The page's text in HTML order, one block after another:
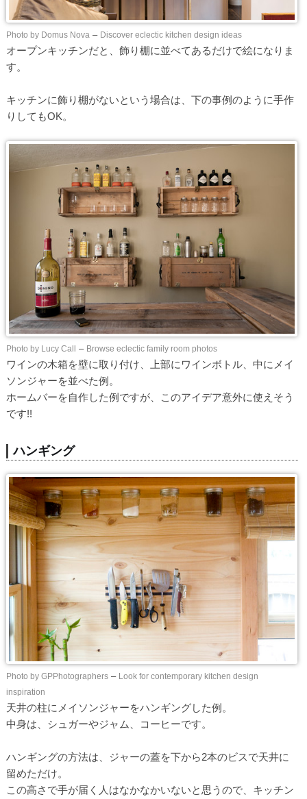
Photo by Domus Nova– Discover eclectic kitchen design ideas
オープンキッチンだと、飾り棚に並べてあるだけで絵になりま
す。
キッチンに飾り棚がないという場合は、下の事例のように手作
りしてもOK。
Photo by Lucy Call – Browse eclectic family room photos
ワインの木箱を壁に取り付け、上部にワインボトル、中にメイ
ソンジャーを並べた例。
ホームバーを自作した例ですが、このアイデア意外に使えそう
です!!
ハンギング
Photo by GPPhotographers– Look for contemporary kitchen design
inspiration
天井の柱にメイソンジャーをハンギングした例。
中身は、シュガーやジャム、コーヒーです。
ハンギングの方法は、ジャーの蓋を下から2本のビスで天井に
留めただけ。
この高さで手が届く人はなかなかいないと思うので、キッチン